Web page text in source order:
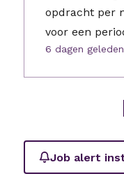
opdracht per
voor een
6 dagen
Job alert